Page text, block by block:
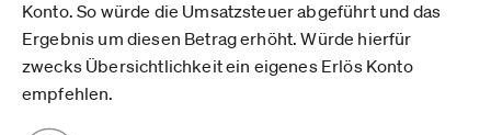
Konto. So würde die Umsatzsteuer abgeführt und das
Ergebnis um diesen Betrag erhöht. Würde hierfür
zwecks Übersichtlichkeit ein eigenes Erlös Konto
empfehlen.